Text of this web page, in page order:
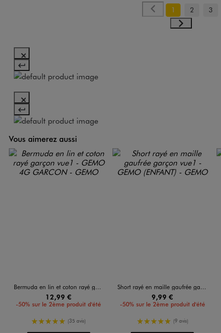
1 2 3
Vous aimerez aussi
Bermuda en lin et coton rayé garçon
12,99 €
-50% sur le 2ème produit d'été
5/5 de moyenne
(35 avis)
Short rayé en maille gaufrée garçon
9,99 €
-50% sur le 2ème produit d'été
5/5 de moyenne
(9 avis)